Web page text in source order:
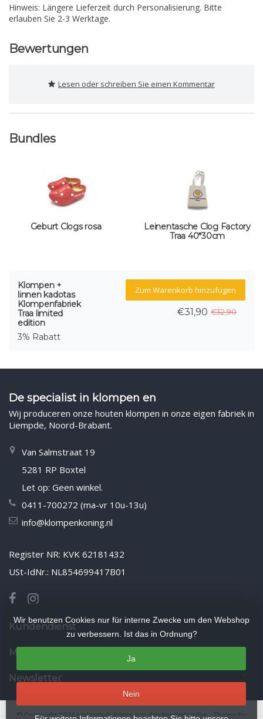
Hinweis: Längere Lieferzeit durch Personalisierung. Bitte
erlauben Sie 2-3 Werktage.
Bewertungen
Lesen oder schreiben Sie einen Kommentar
Bundles
Geburt Clogs rosa
Leinentasche Clog Factory
Traa 40*30cm
Klompen +
linnen kadotas
Klompenfabriek
Traa limited
edition
3% Rabatt
Zum Warenkorb hinzufügen
€32,90
€31,90
De specialist in klompen en
Wij produceren onze houten klompen in onze eigen fabriek in
Liempde, Noord-Brabant.
Van Salmstraat 19
5281 RP Boxtel
Let op: Geen winkel.
0411-700272 (ma-vr 10u-13u)
info@klompenkoning.nl
Register NR: KVK 62181432
USt-IdNr.: NL854699417B01
Kundendienst
Mein Konto
Newsletter
Wir benutzen Cookies nur für interne Zwecke um den Webshop
zu verbessern. Ist das in Ordnung?
Ja
Nein
© Copyright 2026 Holzschuh König aus den Niederlanden- Theme by